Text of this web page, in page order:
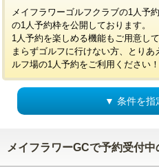
メイフラワーゴルフクラブの1人予
の1人予約枠を公開しております。
1人予約を楽しめる機能もご用意し
まらずゴルフに行けない方、とり
ルフ場の1人予約をご利用ください！
▼ 条件を指
メイフラワーGCで予約受付中